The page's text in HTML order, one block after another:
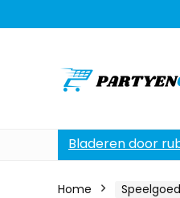
Bladeren door
Home